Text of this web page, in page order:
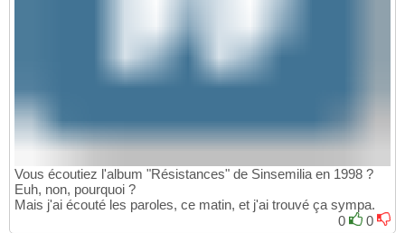
Vous écoutiez l'album "Résistances" de Sinsemilia en 1998 ?
Euh, non, pourquoi ?
Mais j'ai écouté les paroles, ce matin, et j'ai trouvé ça sympa.
0
0